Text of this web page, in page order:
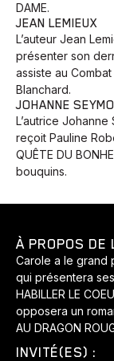
DAME.
JEAN LEMIEUX
L’auteur Jean
présenter son
assiste au
Blanchard.
JOHANNE
L’autrice
reçoit Pauline
QUÊTE DU
bouquins.
À PROPOS DE
Carole a le grand
qui présentera ses
HABILLER LE
opposera un
AU DRAGON
INVITÉ(ES) :